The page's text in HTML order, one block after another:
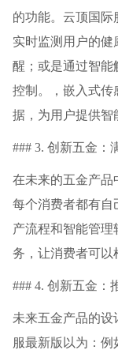
的功能。云顶国际
实时监测用户的健
醒；或是通过智能
控制。，嵌入式传
据，为用户提供智
### 3. 创新五金：
在未来的五金产品
每个消费者都有自
产流程和智能管理
务，让消费者可以
### 4. 创新五金：
未来五金产品的
服最新版以为：